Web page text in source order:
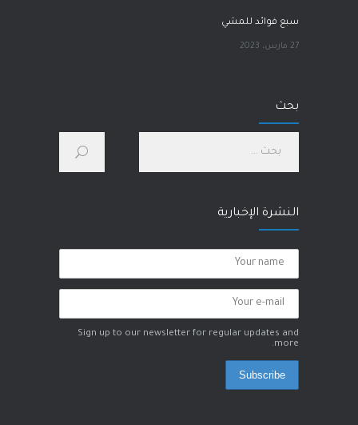
سبع فوائد للمشي
27 مارس، 2023
1 مارس، 2023
كيف أحسّن صحتي الجسدية والنفسية؟
بحث
النشرة الإخبارية
Sign up to our newsletter for regular updates and
more.
Subscribe